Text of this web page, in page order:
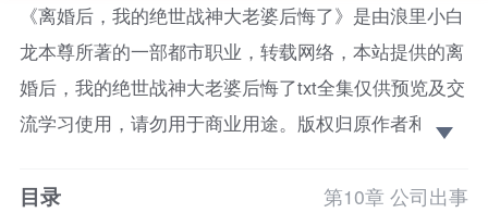
《离婚后，我的绝世战神大老婆后悔了》是由浪里小白
龙本尊所著的一部都市职业，转载网络，本站提供的离
婚后，我的绝世战神大老婆后悔了txt全集仅供预览及交
流学习使用，请勿用于商业用途。版权归原作者和出版
支持正版！ 医道武道，风水相术无一不通，踏临四海
目录 第10章 公司出事